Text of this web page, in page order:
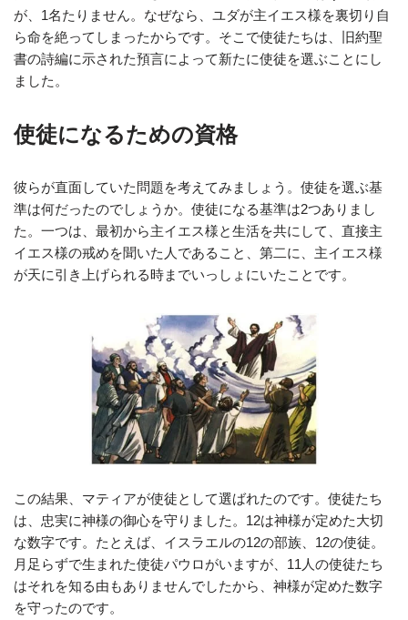
が、1名たりません。なぜなら、ユダが主イエス様を裏切り自
ら命を絶ってしまったからです。そこで使徒たちは、旧約聖
書の詩編に示された預言によって新たに使徒を選ぶことにし
ました。
使徒になるための資格
彼らが直面していた問題を考えてみましょう。使徒を選ぶ基
準は何だったのでしょうか。使徒になる基準は2つありまし
た。一つは、最初から主イエス様と生活を共にして、直接主
イエス様の戒めを聞いた人であること、第二に、主イエス様
が天に引き上げられる時までいっしょにいたことです。
この結果、マティアが使徒として選ばれたのです。使徒たち
は、忠実に神様の御心を守りました。12は神様が定めた大切
な数字です。たとえば、イスラエルの12の部族、12の使徒。
月足らずで生まれた使徒パウロがいますが、11人の使徒たち
はそれを知る由もありませんでしたから、神様が定めた数字
を守ったのです。